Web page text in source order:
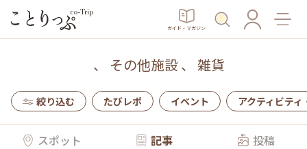
ガイド・マガジン
、 その他施設、 雑貨
絞り込む たびレポ イベント アクティビティ
スポット 記事 投稿